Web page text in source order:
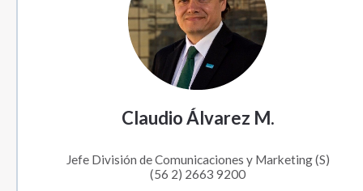
Claudio Álvarez M.
Jefe División de Comunicaciones y Marketing (S)
(56 2) 2663 9200